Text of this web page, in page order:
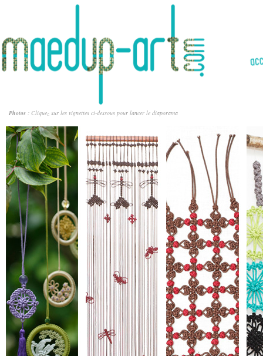
Photos : Cliquez sur les vignettes ci-dessous pour lancer le diaporama